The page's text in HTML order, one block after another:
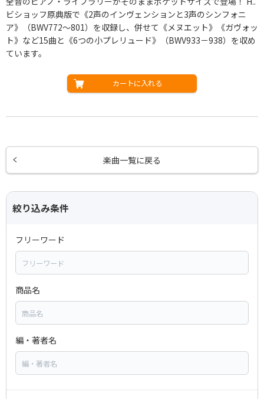
ビショッフ原典版で《2声のインヴェンションと3声のシンフォニ
ア》（BWV772～801）を収録し、併せて《メヌエット》《ガヴォッ
ト》など15曲と《6つの小プレリュード》（BWV933－938）を収め
ています。
カートに入れる
楽曲一覧に戻る
絞り込み条件
フリーワード
商品名
編・著者名